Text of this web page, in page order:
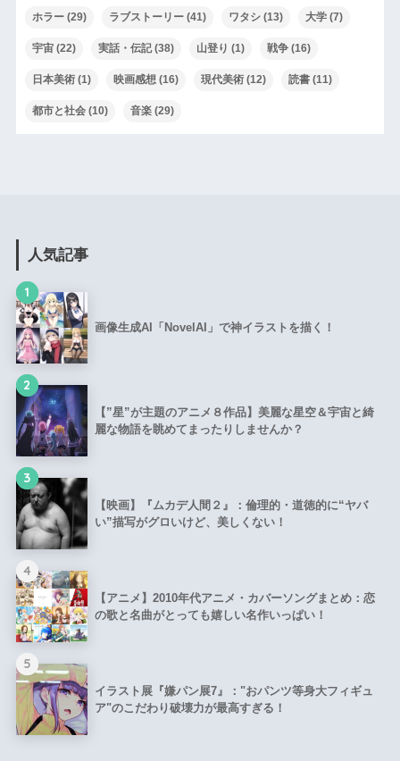
ホラー(29) ラブストーリー(41) ワタシ(13) 大学(7)
宇宙(22) 実話・伝記(38) 山登り (1) 戦争(16)
日本美術(1) 映画感想(16) 現代美術(12) 読書(11)
都市と社会(10) 音楽(29)
人気記事
1
画像生成AI「NovelAI」で神イラストを描く！
2
【”星”が主題のアニメ８作品】美麗な星空＆宇宙と綺
麗な物語を眺めてまったりしませんか？
3
【映画】『ムカデ人間２』：倫理的・道徳的に“ヤバ
い”描写がグロいけど、美しくない！
4
【アニメ】2010年代アニメ・カバーソングまとめ：恋
の歌と名曲がとっても嬉しい名作いっぱい！
5
イラスト展『嫌パン展7』："おパンツ等身大フィギュ
ア"のこだわり破壊力が最高すぎる！